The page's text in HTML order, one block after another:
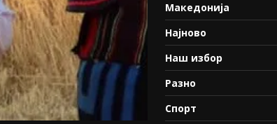
Македонија
Најново
Наш избор
Разно
Спорт